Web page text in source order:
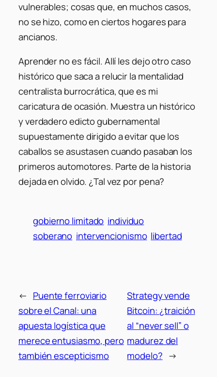
vulnerables; cosas que, en muchos casos,
no se hizo, como en ciertos hogares para
ancianos.
Aprender no es fácil. Allí les dejo otro caso
histórico que saca a relucir la mentalidad
centralista burrocrática, que es mi
caricatura de ocasión. Muestra un histórico
y verdadero edicto gubernamental
supuestamente dirigido a evitar que los
caballos se asustasen cuando pasaban los
primeros automotores. Parte de la historia
dejada en olvido. ¿Tal vez por pena?
gobierno limitado individuo
soberano intervencionismo libertad
← Puente ferroviario
sobre el Canal: una
apuesta logística que
merece entusiasmo, pero
también escepticismo
Strategy vende
Bitcoin: ¿traición
al “never sell” o
madurez del
modelo? →